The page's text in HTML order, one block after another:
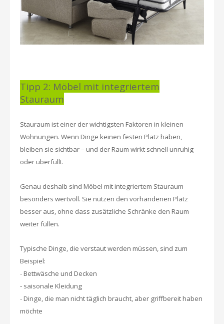
Tipp 2: Möbel mit integriertem
Stauraum
Stauraum ist einer der wichtigsten Faktoren in kleinen
Wohnungen. Wenn Dinge keinen festen Platz haben,
bleiben sie sichtbar – und der Raum wirkt schnell unruhig
oder überfüllt.
Genau deshalb sind Möbel mit integriertem Stauraum
besonders wertvoll. Sie nutzen den vorhandenen Platz
besser aus, ohne dass zusätzliche Schränke den Raum
weiter füllen.
Typische Dinge, die verstaut werden müssen, sind zum
Beispiel:
- Bettwäsche und Decken
- saisonale Kleidung
- Dinge, die man nicht täglich braucht, aber griffbereit haben
möchte